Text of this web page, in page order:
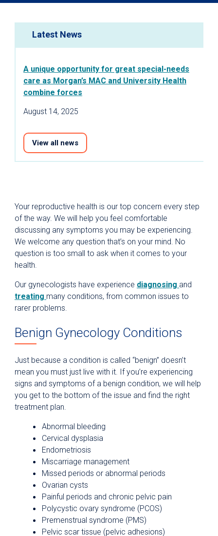
Your reproductive health is our top concern every step
of the way. We will help you feel comfortable
discussing any symptoms you may be experiencing.
We welcome any question that’s on your mind. No
question is too small to ask when it comes to your
health.
Our gynecologists have experience diagnosing and
treating many conditions, from common issues to
rarer problems.
Benign Gynecology Conditions
Just because a condition is called “benign” doesn’t
mean you must just live with it. If you’re experiencing
signs and symptoms of a benign condition, we will help
you get to the bottom of the issue and find the right
treatment plan.
Abnormal bleeding
Cervical dysplasia
Endometriosis
Miscarriage management
Missed periods or abnormal periods
Ovarian cysts
Painful periods and chronic pelvic pain
Polycystic ovary syndrome (PCOS)
Premenstrual syndrome (PMS)
Pelvic scar tissue (pelvic adhesions)
Latest News
A unique opportunity for great special-needs
care as Morgan’s MAC and University Health
combine forces
August 14, 2025
View all news